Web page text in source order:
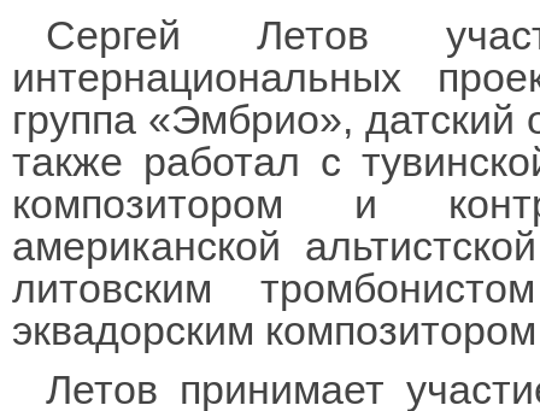
Сергей Летов
интернациональных
группа «Эмбрио», датский
также работал с
композитором и
американской
литовским
эквадорским
Летов принимает